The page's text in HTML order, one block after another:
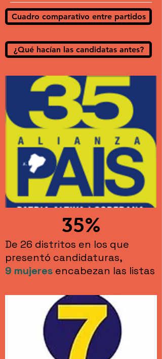
Cuadro comparativo entre partidos
¿Qué hacían las candidatas antes?
35%
De 26 distritos en los que
presentó candidaturas,
9 mujeres encabezan las listas